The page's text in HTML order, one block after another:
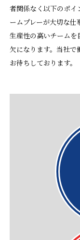
者関係なく以下のポイ
ームプレーが大切な仕
生産性の高いチーム
欠になります。当社
お待ちしております。